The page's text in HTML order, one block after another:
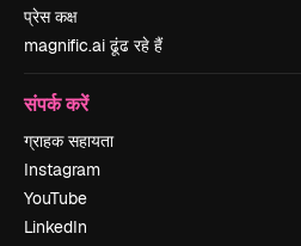
प्रेस कक्ष
magnific.ai ढूंढ रहे हैं
संपर्क करें
ग्राहक सहायता
Instagram
YouTube
LinkedIn